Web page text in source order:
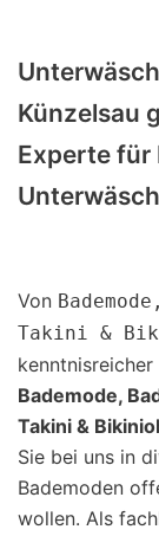
Künzelsau
Experte für
Von
Takini &
Bademode,
Takini &
Sie bei uns in
Bademoden
wollen. Als